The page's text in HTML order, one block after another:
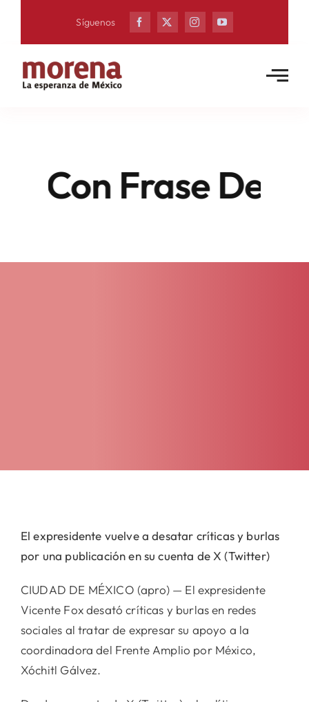
Síguenos
Frase De
El expresidente vuelve a desatar críticas y burlas
por una publicación en su cuenta de X (Twitter)
CIUDAD DE MÉXICO (apro) — El expresidente
Vicente Fox desató críticas y burlas en redes
sociales al tratar de expresar su apoyo a la
coordinadora del Frente Amplio por México,
Xóchitl Gálvez.